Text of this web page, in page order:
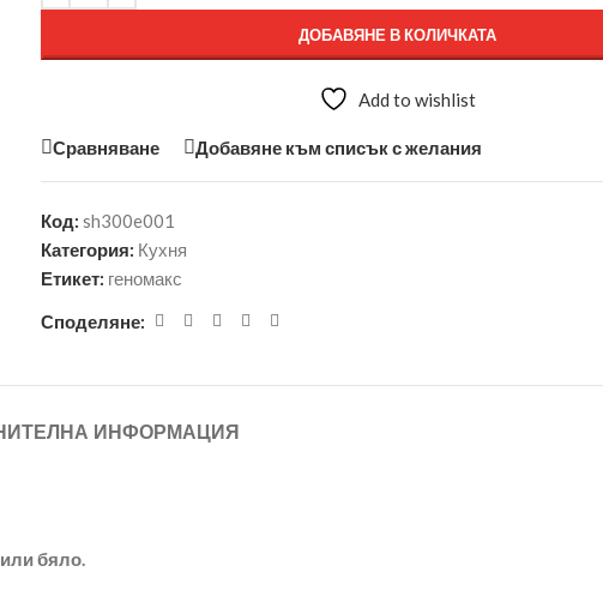
ДОБАВЯНЕ В КОЛИЧКАТА
Add to wishlist
Сравняване Добавяне към списък с желания
Код: sh300e001
Категория: Кухня
Етикет: геномакс
Споделяне:
ИНФОРМАЦИЯ
бяло.